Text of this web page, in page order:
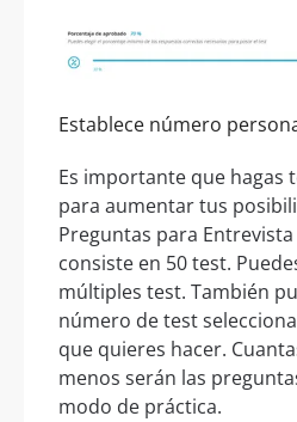
Establece número
Es importante que hagas
para aumentar tus
Preguntas para
consiste en 50 test.
múltiples test. También
número de test
que quieres hacer.
menos serán las
modo de práctica.